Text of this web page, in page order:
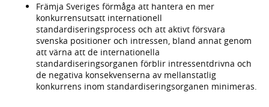
Främja Sveriges förmåga att hantera en mer
konkurrensutsatt internationell
standardiseringsprocess och att aktivt försvara
svenska positioner och intressen, bland annat genom
att värna att de internationella
standardiseringsorganen förblir intressentdrivna och
de negativa konsekvenserna av mellanstatlig
konkurrens inom standardiseringsorganen minimeras.